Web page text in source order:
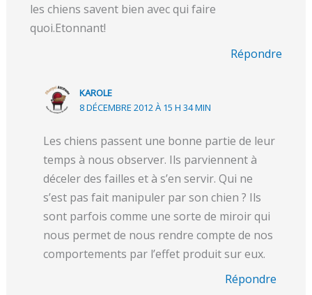
les chiens savent bien avec qui faire
quoi.Etonnant!
Répondre
KAROLE
8 DÉCEMBRE 2012 À 15 H 34 MIN
Les chiens passent une bonne partie de leur
temps à nous observer. Ils parviennent à
déceler des failles et à s’en servir. Qui ne
s’est pas fait manipuler par son chien ? Ils
sont parfois comme une sorte de miroir qui
nous permet de nous rendre compte de nos
comportements par l’effet produit sur eux.
Répondre